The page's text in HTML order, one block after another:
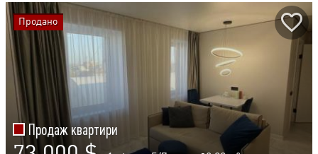
Продаж квартири
Продано